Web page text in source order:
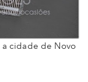
a cidade de Novo